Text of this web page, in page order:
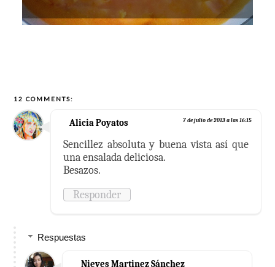
12 COMMENTS:
Alicia Poyatos 7 de julio de 2013 a las 16:15
Sencillez absoluta y buena vista así que
una ensalada deliciosa.
Besazos.
Responder
Respuestas
Nieves Martinez Sánchez